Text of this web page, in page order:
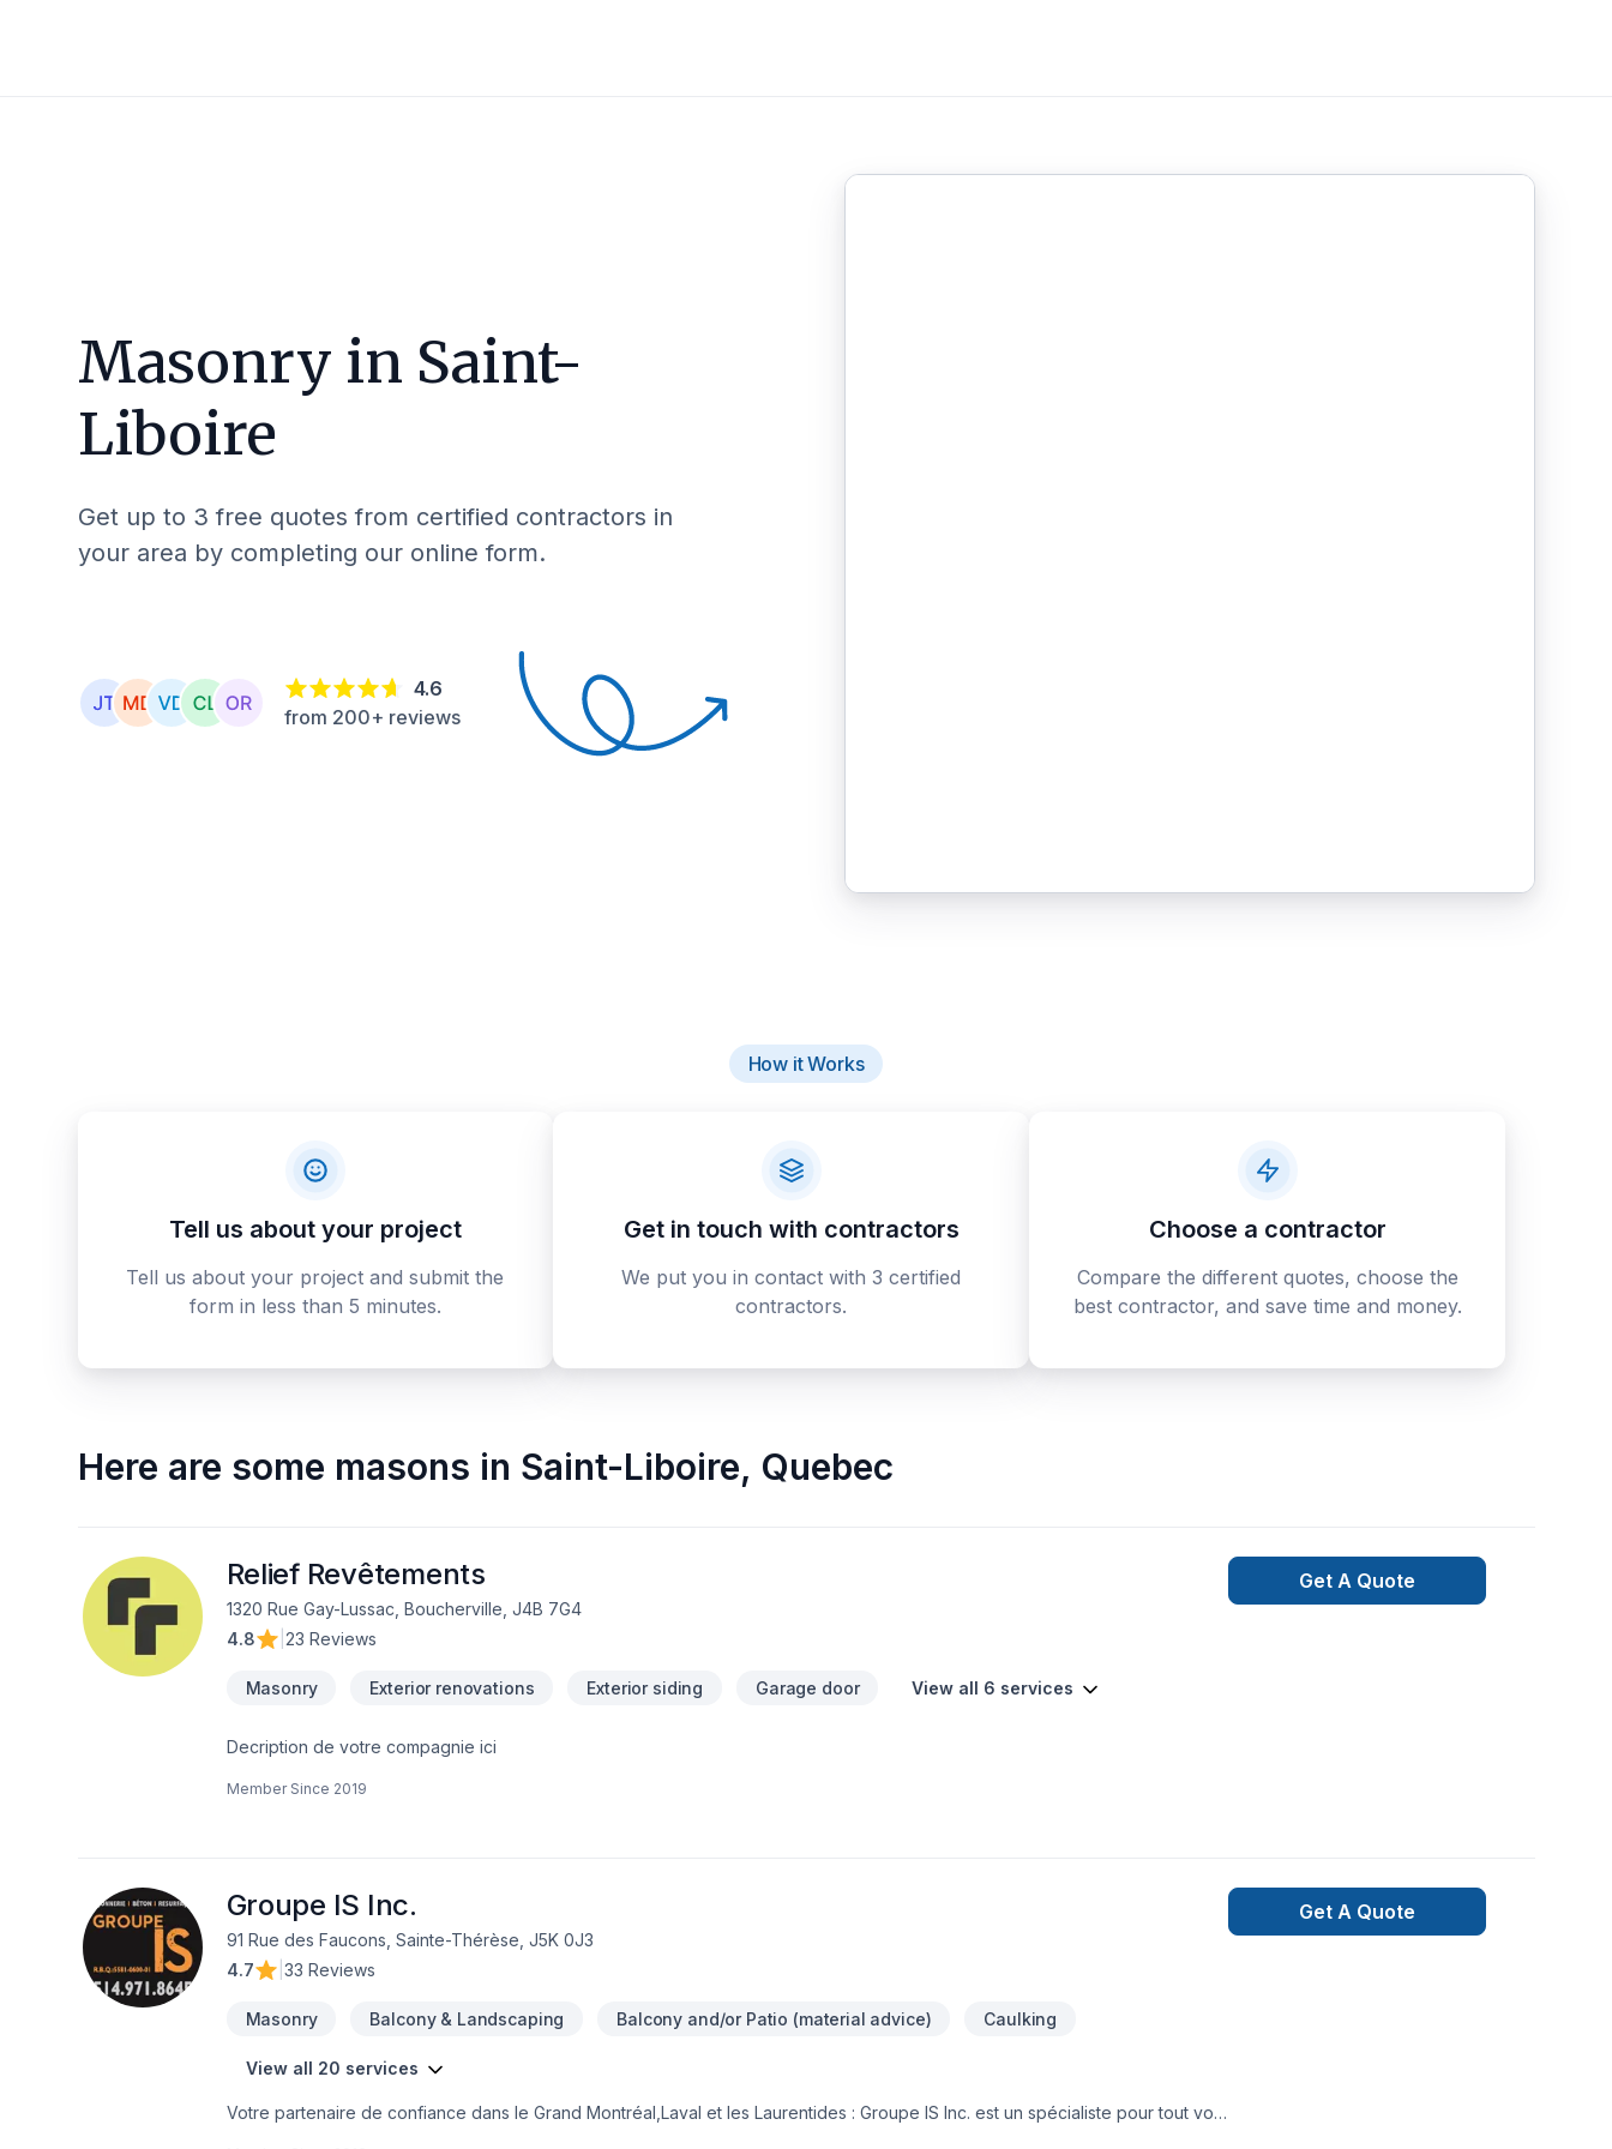
Masonry in Saint-
Liboire
Get up to 3 free quotes from certified contractors in
your area by completing our online form.
4.6
from 200+ reviews
How it Works
Tell us about your project
Tell us about your project and submit the
form in less than 5 minutes.
Get in touch with contractors
We put you in contact with 3 certified
contractors.
Choose a contractor
Compare the different quotes, choose the
best contractor, and save time and money.
Here are some masons in Saint-Liboire, Quebec
Relief Revêtements
1320 Rue Gay-Lussac, Boucherville, J4B 7G4
4.8
23 Reviews
Masonry Exterior renovations Exterior siding Garage door View all 6 services
Decription de votre compagnie ici
Member Since 2019
Get A Quote
Groupe IS Inc.
91 Rue des Faucons, Sainte-Thérèse, J5K 0J3
4.7
33 Reviews
Masonry Balcony & Landscaping Balcony and/or Patio (material advice) Caulking
View all 20 services
Votre partenaire de confiance dans le Grand Montréal,Laval et les Laurentides : Groupe IS Inc. est un spécialiste pour tout vos
Get A Quote